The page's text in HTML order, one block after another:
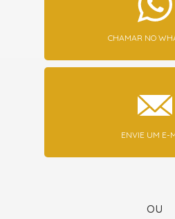
CHAMAR NO
ENVIE UM E-
ou